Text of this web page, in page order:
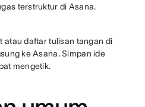
terstruktur di Asana.
atau daftar tulisan tangan di
ke Asana. Simpan ide
mengetik.